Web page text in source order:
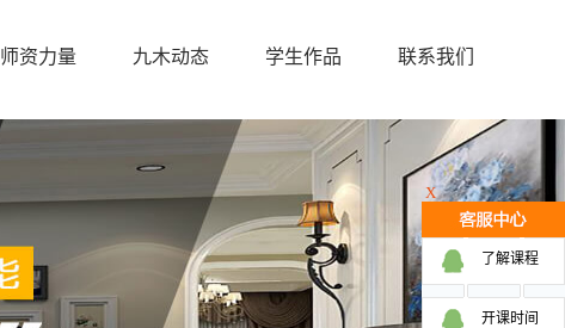
师资力量 九木动态 学生作品 联系我们
X
了解课程
开课时间